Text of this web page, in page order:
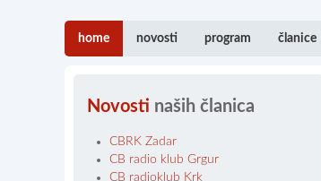
home novosti program članice
Novosti naših članica
CBRK Zadar
CB radio klub Grgur
CB radioklub Krk